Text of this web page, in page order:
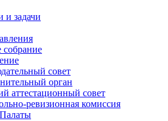
и задачи
совет
орган
аттестационный совет
ревизионная комиссия